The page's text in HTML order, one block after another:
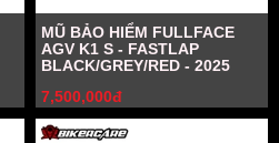
MŨ BẢO HIỂM FULLFACE
AGV K1 S - FASTLAP
BLACK/GREY/RED - 2025
7,500,000đ